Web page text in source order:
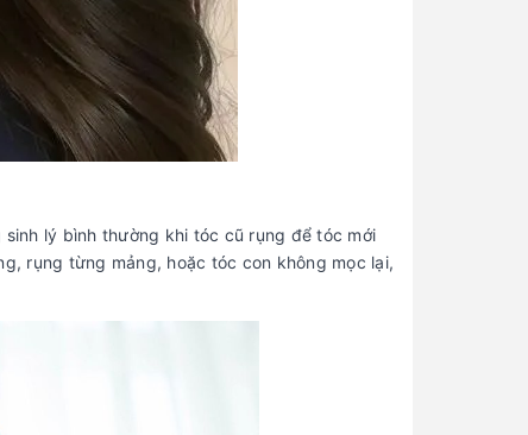
sinh lý bình thường khi tóc cũ rụng để tóc mới
rụng từng mảng, hoặc tóc con không mọc lại,